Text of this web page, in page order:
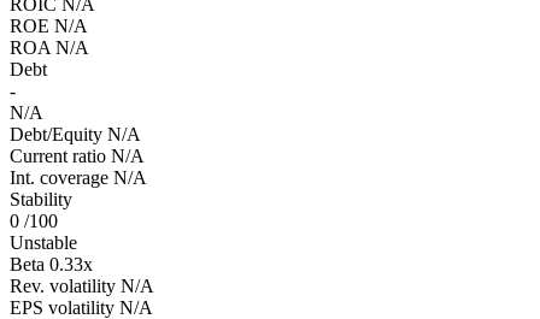
ROIC N/A
ROE N/A
ROA N/A
Debt
-
N/A
Debt/Equity N/A
Current ratio N/A
Int. coverage N/A
Stability
0 /100
Unstable
Beta 0.33x
Rev. volatility N/A
EPS volatility N/A